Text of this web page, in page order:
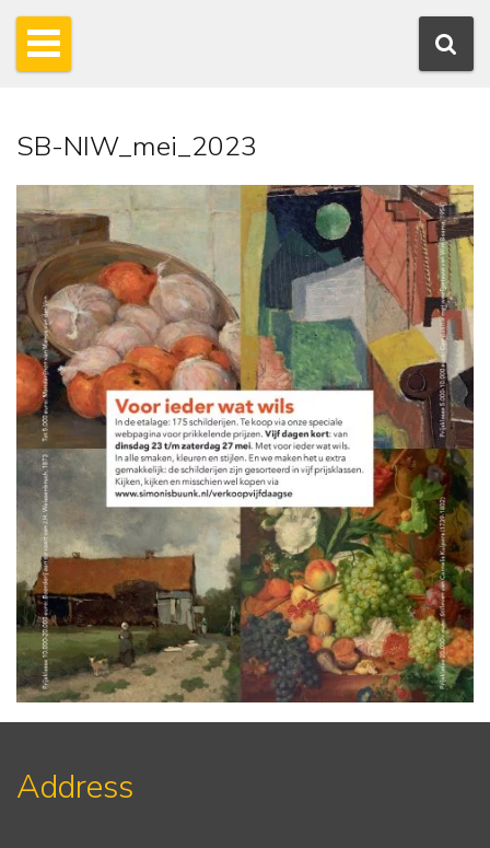
SB-NIW_mei_2023
Address